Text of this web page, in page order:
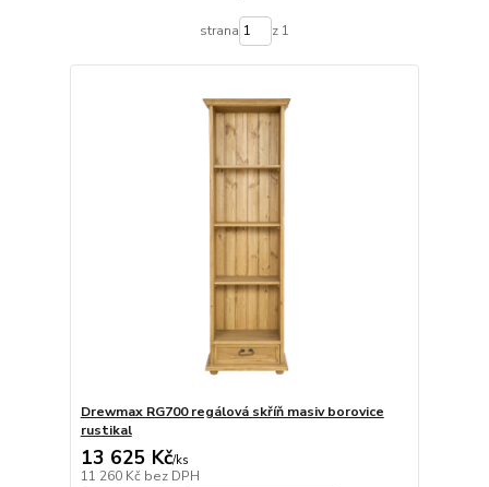
strana z 1
Drewmax RG700 regálová skříň masiv borovice
rustikal
13 625 Kč/ks
11 260 Kč bez DPH